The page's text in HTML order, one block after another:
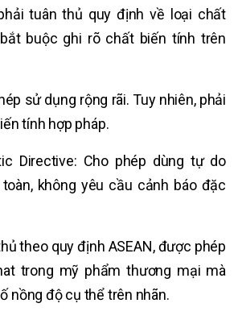
tuân thủ quy định về loại chất
buộc ghi rõ chất biến tính trên
sử dụng rộng rãi. Tuy nhiên, phải
tính hợp pháp.
Directive: Cho phép dùng tự do
không yêu cầu cảnh báo đặc
theo quy định ASEAN, được phép
trong mỹ phẩm thương mại mà
nồng độ cụ thể trên nhãn.